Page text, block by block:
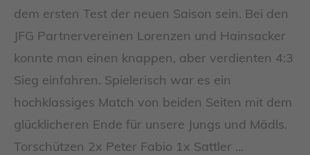
dem ersten Test der neuen Saison sein. Bei den
JFG Partnervereinen Lorenzen und Hainsacker
konnte man einen knappen, aber verdienten 4:3
Sieg einfahren. Spielerisch war es ein
hochklassiges Match von beiden Seiten mit dem
glücklicheren Ende für unsere Jungs und Mädls.
Torschützen 2x Peter Fabio 1x Sattler …